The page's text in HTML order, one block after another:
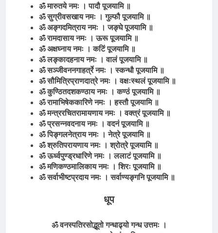
ॐ मारुतये नमः । पादौ पूजयामि ॥
ॐ सुग्रीवसखाय नमः । गुल्फौ पूजयामि ॥
ॐ अङ्गदमित्राय नमः । जङ्घे पूजयामि ॥
ॐ रामदासाय नमः । ऊरू पूजयामि ॥
ॐ अक्षघ्नाय नमः । कटिं पूजयामि ॥
ॐ लङ्कादहनाय नमः । वालं पूजयामि ॥
ॐ सञ्जीवननगाहर्त्रे नमः । स्कन्धौ पूजयामि ॥
ॐ सौमित्रिप्राणदात्रे नमः । वक्षःस्थलं पूजयामि ॥
ॐ कुण्ठितदशकण्ठाय नमः । कण्ठं पूजयामि ॥
ॐ रामाभिषेककारिणे नमः । हस्तौ पूजयामि ॥
ॐ मन्त्ररचितरामायणाय नमः । वक्त्रं पूजयामि ॥
ॐ प्रसन्नवदनाय नमः । वदनं पूजयामि ॥
ॐ पिङ्गलनेत्राय नमः । नेत्रे पूजयामि ॥
ॐ श्रुतिपरायणाय नमः । श्रोत्रे पूजयामि ॥
ॐ ऊर्ध्वपुण्ड्रधारिणे नमः । ललाटं पूजयामि ॥
ॐ मणिकण्ठमालिकाय नमः । शिरः पूजयामि ॥
ॐ सर्वाभीष्टप्रदाय नमः । सर्वाण्यङ्गनि पूजयामि ॥
धूप
ॐ वनस्पतिरसोद्भूतो गन्धाढ्यो गन्ध उत्तमः ।